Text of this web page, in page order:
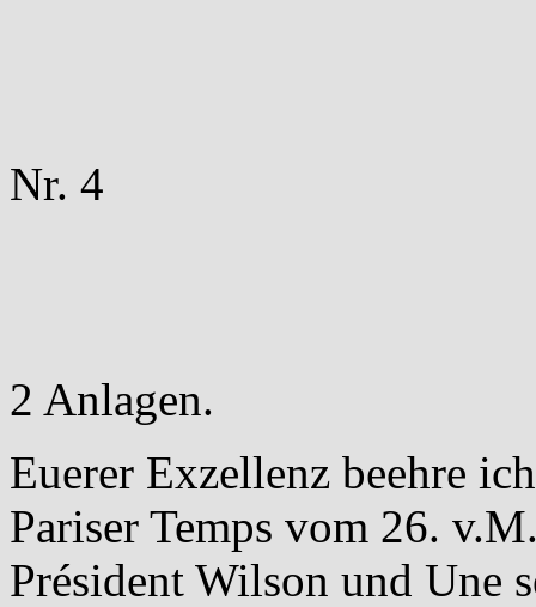
Nr. 4
2 Anlagen.
Euerer Exzellenz beehre
Pariser Temps vom 26.
Président Wilson und Une